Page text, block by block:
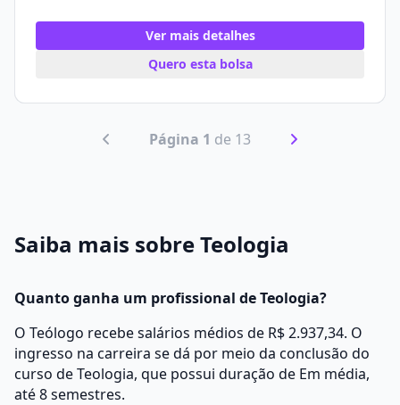
Ver mais detalhes
Quero esta bolsa
Página 1 de 13
Saiba mais sobre Teologia
Quanto ganha um profissional de Teologia?
O Teólogo recebe salários médios de R$ 2.937,34. O
ingresso na carreira se dá por meio da conclusão do
curso de Teologia, que possui duração de Em média,
até 8 semestres.